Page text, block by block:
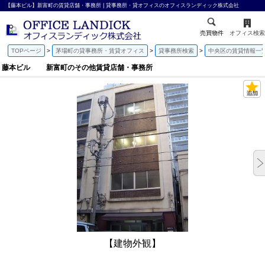
【藤本ビル】新富町の賃貸店舗・事務所 | 貸事務所・貸オフィスのオフィスランディック株式会社
売買物件 オフィス検索
TOPページ 茅場町の貸事務所・賃貸オフィス 貸事務所検索 中央区の賃貸情報一
藤本ビル 新富町のその他賃貸店舗・事務所
【建物外観】